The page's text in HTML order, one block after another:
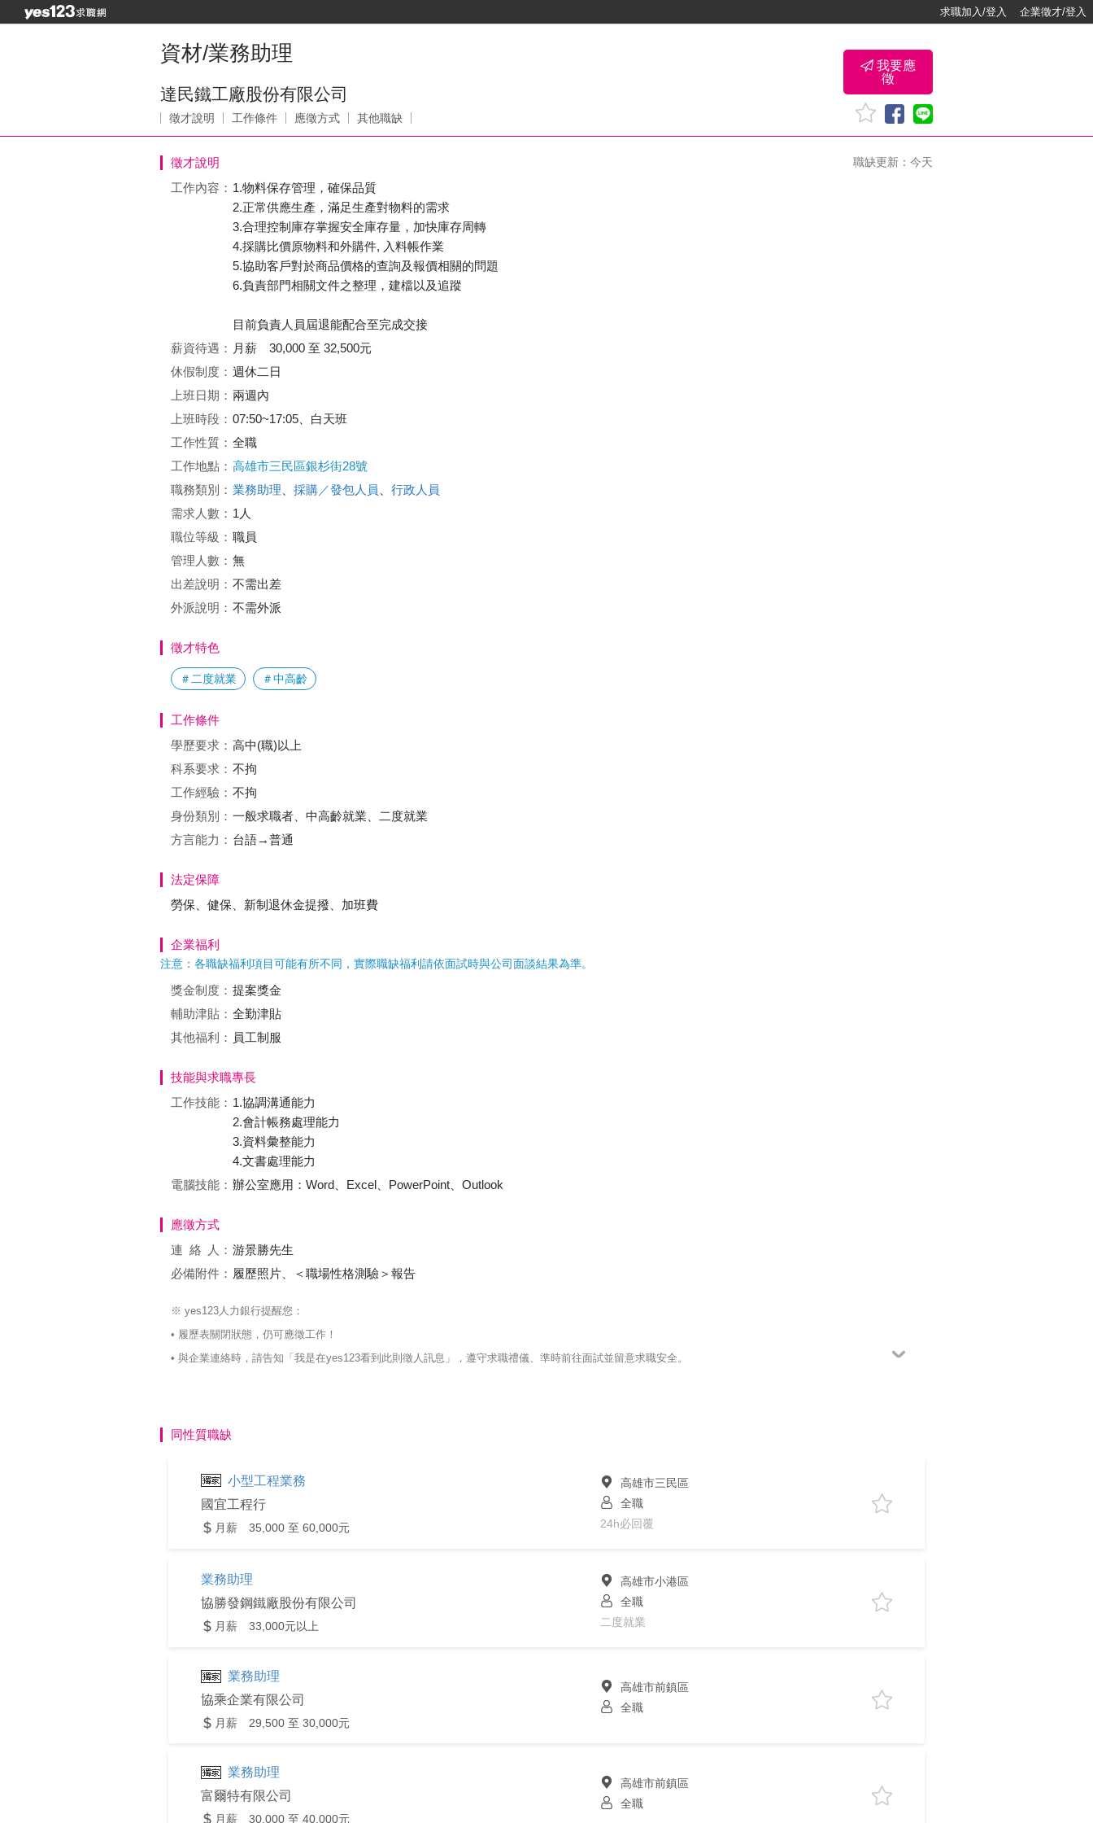
求職加入/登入 企業徵才/登入
資材/業務助理
達民鐵工廠股份有限公司
徵才說明 工作條件 應徵方式 其他職缺
我要應
徵
徵才說明 職缺更新：今天
工作內容： 1.物料保存管理，確保品質
2.正常供應生產，滿足生產對物料的需求
3.合理控制庫存掌握安全庫存量，加快庫存周轉
4.採購比價原物料和外購件, 入料帳作業
5.協助客戶對於商品價格的查詢及報價相關的問題
6.負責部門相關文件之整理，建檔以及追蹤
目前負責人員屆退能配合至完成交接
薪資待遇： 月薪 30,000 至 32,500元
休假制度： 週休二日
上班日期： 兩週內
上班時段： 07:50~17:05、白天班
工作性質： 全職
工作地點： 高雄市三民區銀杉街28號
職務類別： 業務助理 採購／發包人員
行政人員
需求人數： 1人
職位等級： 職員
管理人數： 無
出差說明： 不需出差
外派說明： 不需外派
徵才特色
＃二度就業 ＃中高齡
工作條件
學歷要求： 高中(職)以上
科系要求： 不拘
工作經驗： 不拘
身份類別： 一般求職者、中高齡就業、二度就業
方言能力： 台語→普通
法定保障
勞保、健保、新制退休金提撥、加班費
企業福利
注意：各職缺福利項目可能有所不同，實際職缺福利請依面試時與公司面談結果為準。
獎金制度： 提案獎金
輔助津貼： 全勤津貼
其他福利： 員工制服
技能與求職專長
工作技能： 1.協調溝通能力
2.會計帳務處理能力
3.資料彙整能力
4.文書處理能力
電腦技能： 辦公室應用：Word、Excel、PowerPoint、Outlook
應徵方式
連絡
人： 游景勝先生
必備附件： 履歷照片、＜職場性格測驗＞報告
※ yes123人力銀行提醒您：
• 履歷表關閉狀態，仍可應徵工作！
• 與企業連絡時，請告知「我是在yes123看到此則徵人訊息」，遵守求職禮儀、準時前往面試並留意求職安全。
同性質職缺
小型工程業務
國宜工程行
月薪 35,000 至 60,000元
高雄市三民區
全職
24h必回覆
業務助理
協勝發鋼鐵廠股份有限公司
月薪 33,000元以上
高雄市小港區
全職
二度就業
業務助理
協乘企業有限公司
月薪 29,500 至 30,000元
高雄市前鎮區
全職
業務助理
富爾特有限公司
月薪 30,000 至 40,000元
高雄市前鎮區
全職